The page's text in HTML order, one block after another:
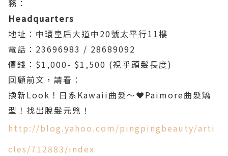
務：
Headquarters
地址：中環皇后大道中20號太平行11 樓
電話： 23696983 / 28689092
價錢： $1,000- $1,500 (視乎頭髮長度)
回顧前文，請看：
換新Look ！日系Kawaii曲髮～❤Paimore曲髮矯
型！找出脫髮元兇！
http://blog.yahoo.com/pingpingbeauty/arti
cles/712883/index